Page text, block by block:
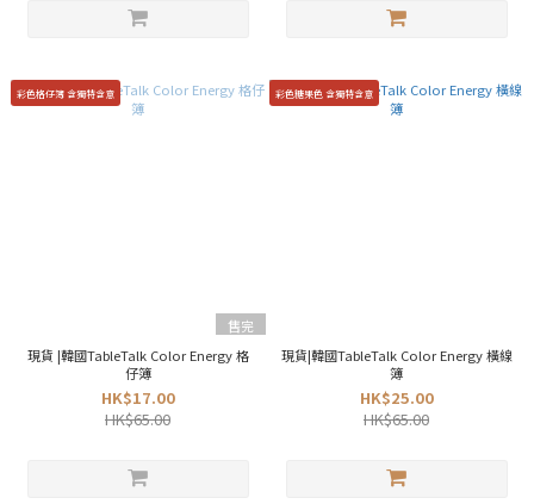
彩色格仔簿 含獨特含意
售完
現貨 |韓國TableTalk Color Energy 格
仔簿
HK$17.00
HK$65.00
彩色糖果色 含獨特含意
現貨|韓國TableTalk Color Energy 橫線
簿
HK$25.00
HK$65.00